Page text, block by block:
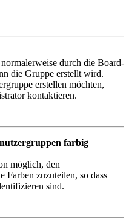
durch die Board-
die Gruppe erstellt wird.
erstellen möchten,
kontaktieren.
farbig
möglich, den
Farben zuzuteilen, so dass
sind.